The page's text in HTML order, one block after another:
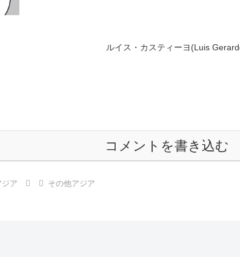
ルイス・カスティーヨ(Luis
コメントを書き込む
ジア その他アジア